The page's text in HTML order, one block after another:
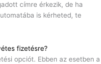
címre érkezik, de ha
is kérheted, te
fizetésre?
opciót. Ebben az esetben a